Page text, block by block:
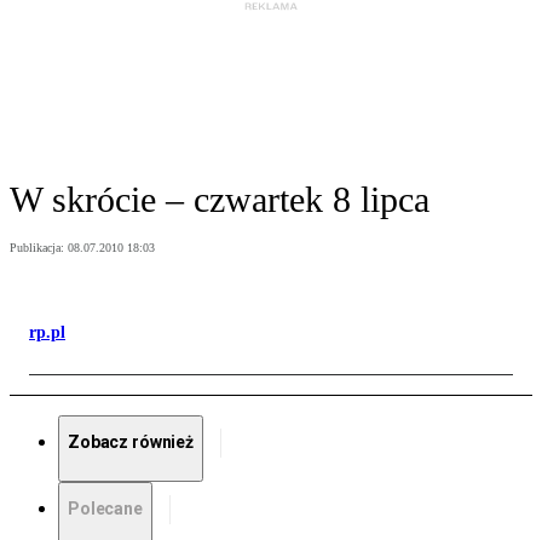
W skrócie – czwartek 8 lipca
Publikacja: 08.07.2010 18:03
rp.pl
Zobacz również
Polecane